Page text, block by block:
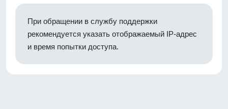
При обращении в службу поддержки
рекомендуется указать отображаемый IP-адрес
и время попытки доступа.